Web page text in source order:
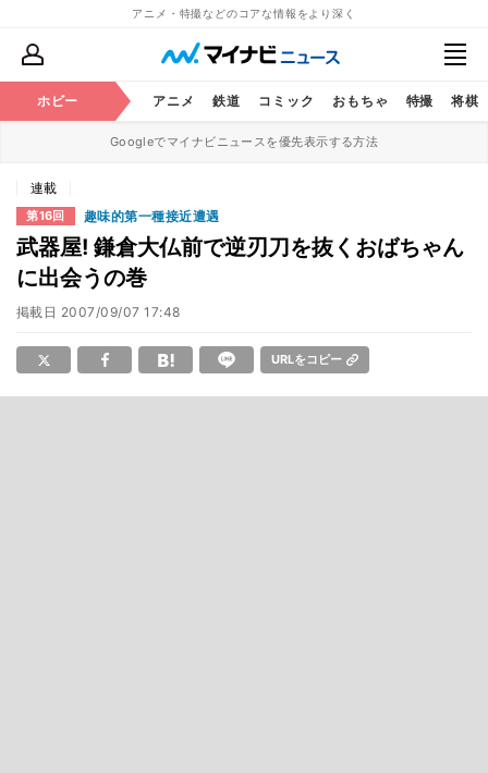
アニメ・特撮などのコアな情報をより深く
ホビー アニメ 鉄道 コミック おもちゃ 特撮 将棋
Googleでマイナビニュースを優先表示する方法
連載
第16回 趣味的第一種接近遭遇
武器屋! 鎌倉大仏前で逆刃刀を抜くおばちゃん
に出会うの巻
掲載日 2007/09/07 17:48
URLをコピー